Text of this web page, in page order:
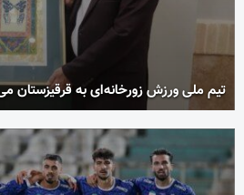
تیم ملی ورزش زورخانه‌ای به قرقیزستان